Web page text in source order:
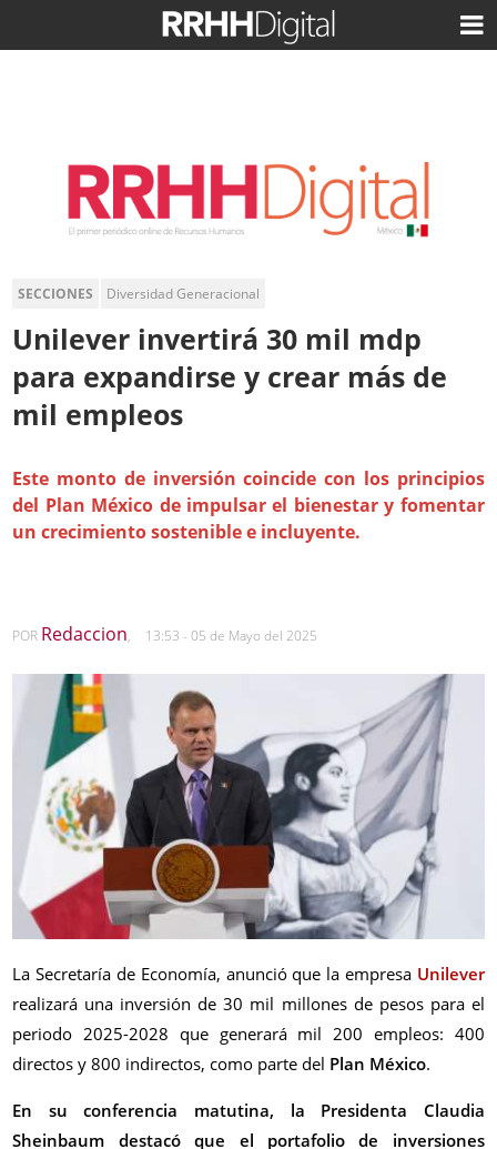
SECCIONES Diversidad Generacional
Unilever invertirá 30 mil mdp
para expandirse y crear más de
mil empleos
Este monto de inversión coincide con los principios
del Plan México de impulsar el bienestar y fomentar
un crecimiento sostenible e incluyente.
POR Redaccion, 13:53 - 05 de Mayo del 2025
La Secretaría de Economía, anunció que la empresa Unilever
realizará una inversión de 30 mil millones de pesos para el
periodo 2025-2028 que generará mil 200 empleos: 400
directos y 800 indirectos, como parte del Plan México.
En su conferencia matutina, la Presidenta Claudia
Sheinbaum destacó que el portafolio de inversiones